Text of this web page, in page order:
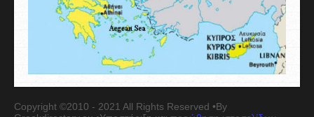
Copyright ©2010 - 2021 All Rights Reserved •By